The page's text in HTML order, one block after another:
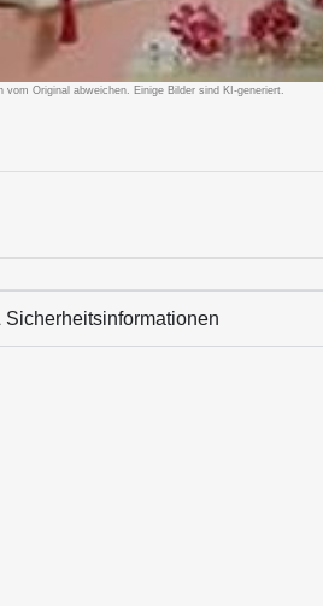
vergrößern
Original abweichen. Einige Bilder sind KI-generiert.